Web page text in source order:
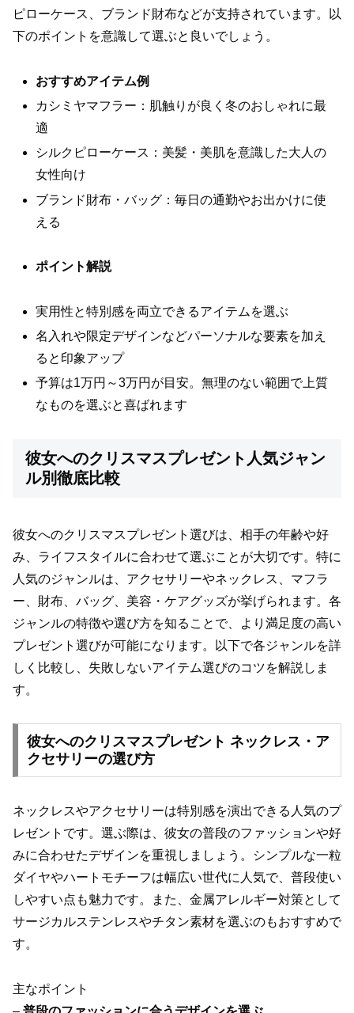
ピローケース、ブランド財布などが支持されています。以
下のポイントを意識して選ぶと良いでしょう。
おすすめアイテム例
カシミヤマフラー：肌触りが良く冬のおしゃれに最
適
シルクピローケース：美髪・美肌を意識した大人の
女性向け
ブランド財布・バッグ：毎日の通勤やお出かけに使
える
ポイント解説
実用性と特別感を両立できるアイテムを選ぶ
名入れや限定デザインなどパーソナルな要素を加え
ると印象アップ
予算は1万円～3万円が目安。無理のない範囲で上質
なものを選ぶと喜ばれます
彼女へのクリスマスプレゼント人気ジャン
ル別徹底比較
彼女へのクリスマスプレゼント選びは、相手の年齢や好
み、ライフスタイルに合わせて選ぶことが大切です。特に
人気のジャンルは、アクセサリーやネックレス、マフラ
ー、財布、バッグ、美容・ケアグッズが挙げられます。各
ジャンルの特徴や選び方を知ることで、より満足度の高い
プレゼント選びが可能になります。以下で各ジャンルを詳
しく比較し、失敗しないアイテム選びのコツを解説しま
す。
彼女へのクリスマスプレゼント ネックレス・ア
クセサリーの選び方
ネックレスやアクセサリーは特別感を演出できる人気のプ
レゼントです。選ぶ際は、彼女の普段のファッションや好
みに合わせたデザインを重視しましょう。シンプルな一粒
ダイヤやハートモチーフは幅広い世代に人気で、普段使い
しやすい点も魅力です。また、金属アレルギー対策として
サージカルステンレスやチタン素材を選ぶのもおすすめで
す。
主なポイント